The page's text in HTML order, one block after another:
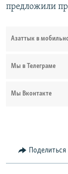
предложили
Азаттык в
Мы в Телеграме
Мы Вконтакте
Поделиться